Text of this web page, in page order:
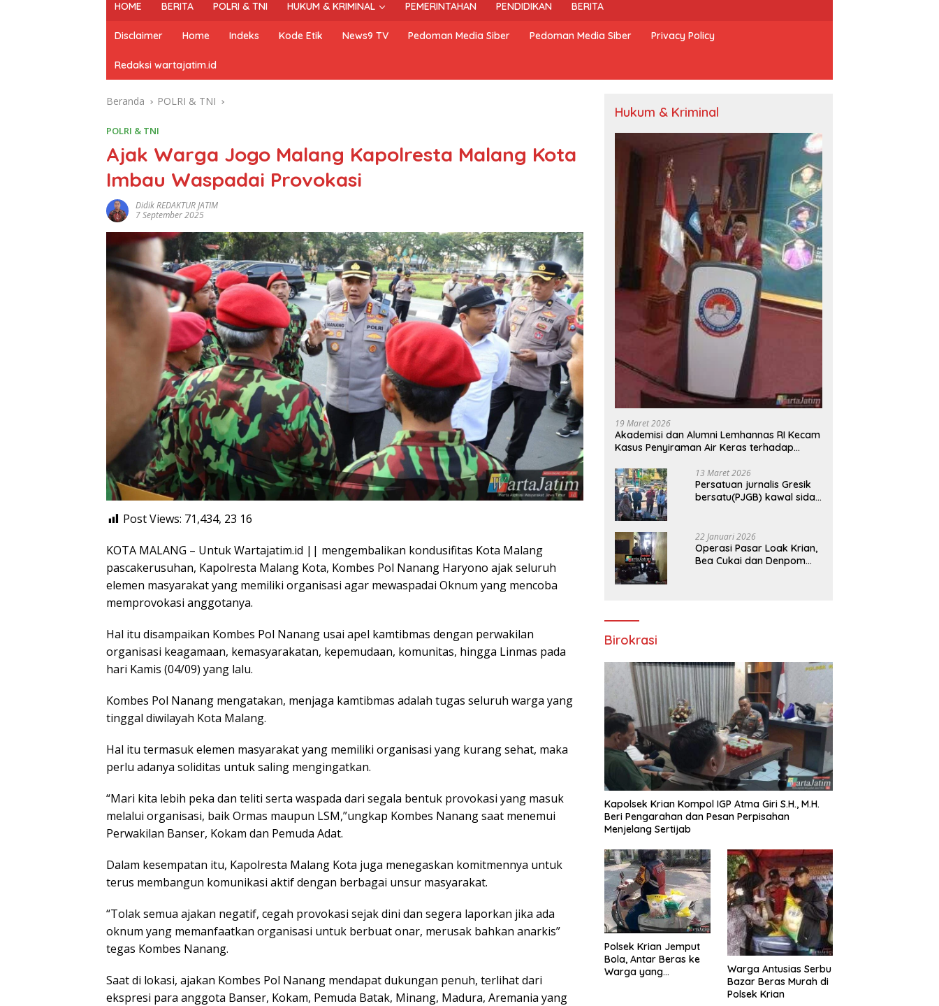
HOME BERITA POLRI & TNI HUKUM & KRIMINAL PEMERINTAHAN PENDIDIKAN BERITA
Disclaimer Home Indeks Kode Etik News9 TV Pedoman Media Siber Pedoman Media Siber Privacy Policy
Redaksi wartajatim.id
Beranda POLRI & TNI
POLRI & TNI
Ajak Warga Jogo Malang Kapolresta Malang Kota
Imbau Waspadai Provokasi
Didik REDAKTUR JATIM
7 September 2025
Post Views: 71,434, 23 16
KOTA MALANG – Untuk Wartajatim.id || mengembalikan kondusifitas Kota Malang
pascakerusuhan, Kapolresta Malang Kota, Kombes Pol Nanang Haryono ajak seluruh
elemen masyarakat yang memiliki organisasi agar mewaspadai Oknum yang mencoba
memprovokasi anggotanya.
Hal itu disampaikan Kombes Pol Nanang usai apel kamtibmas dengan perwakilan
organisasi keagamaan, kemasyarakatan, kepemudaan, komunitas, hingga Linmas pada
hari Kamis (04/09) yang lalu.
Kombes Pol Nanang mengatakan, menjaga kamtibmas adalah tugas seluruh warga yang
tinggal diwilayah Kota Malang.
Hal itu termasuk elemen masyarakat yang memiliki organisasi yang kurang sehat, maka
perlu adanya soliditas untuk saling mengingatkan.
“Mari kita lebih peka dan teliti serta waspada dari segala bentuk provokasi yang masuk
melalui organisasi, baik Ormas maupun LSM,”ungkap Kombes Nanang saat menemui
Perwakilan Banser, Kokam dan Pemuda Adat.
Dalam kesempatan itu, Kapolresta Malang Kota juga menegaskan komitmennya untuk
terus membangun komunikasi aktif dengan berbagai unsur masyarakat.
“Tolak semua ajakan negatif, cegah provokasi sejak dini dan segera laporkan jika ada
oknum yang memanfaatkan organisasi untuk berbuat onar, merusak bahkan anarkis”
tegas Kombes Nanang.
Saat di lokasi, ajakan Kombes Pol Nanang mendapat dukungan penuh, terlihat dari
ekspresi para anggota Banser, Kokam, Pemuda Batak, Minang, Madura, Aremania yang
Hukum & Kriminal
19 Maret 2026
Akademisi dan Alumni Lemhannas RI Kecam
Kasus Penyiraman Air Keras terhadap
13 Maret 2026
Persatuan jurnalis Gresik
bersatu(PJGB) kawal sidak
atas nama Molyo Cipto
amin
22 Januari 2026
Operasi Pasar Loak Krian,
Bea Cukai dan Denpom
Birokrasi
Kapolsek Krian Kompol IGP Atma Giri S.H., M.H.
Beri Pengarahan dan Pesan Perpisahan
Menjelang Sertijab
Polsek Krian Jemput
Bola, Antar Beras ke
Warga yang
Warga Antusias Serbu
Bazar Beras Murah di
Polsek Krian